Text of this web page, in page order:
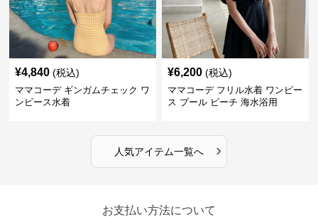
¥4,840 (税込)
ママコーデ ギンガムチェック ワ
ンピース水着
¥6,200 (税込)
ママコーデ フリル水着 ワンピー
ス プール ビーチ 海水浴用
人気アイテム一覧へ ›
お支払い方法について